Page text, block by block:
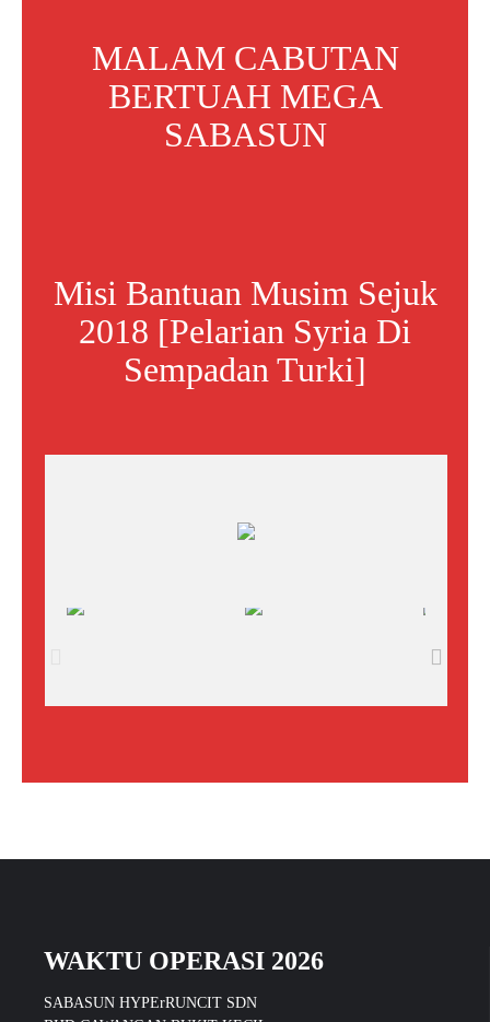
MALAM CABUTAN
BERTUAH MEGA
SABASUN
Misi Bantuan Musim Sejuk
2018 [Pelarian Syria Di
Sempadan Turki]
WAKTU OPERASI 2026
SABASUN HYPErRUNCIT SDN